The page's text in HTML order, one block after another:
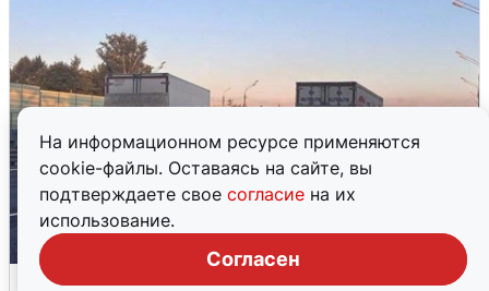
На информационном ресурсе применяются
cookie-файлы. Оставаясь на сайте, вы
подтверждаете свое согласие на их
использование.
Согласен
Пять машин столкнулись на